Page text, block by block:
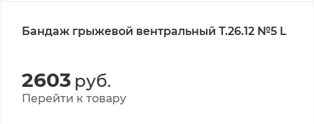
Бандаж грыжевой вентральный Т.26.12 №5 L
2603 руб.
Перейти к товару